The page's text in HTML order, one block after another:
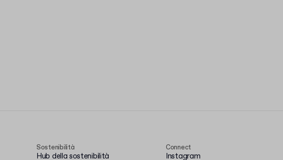
Sostenibilità
Hub della sostenibilità
Connect
Instagram